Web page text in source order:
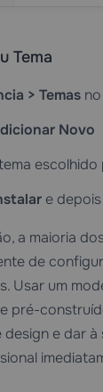
Tema
> Temas
Novo
escolhido
e
a maioria
de
Usar um
pré-
e dar à